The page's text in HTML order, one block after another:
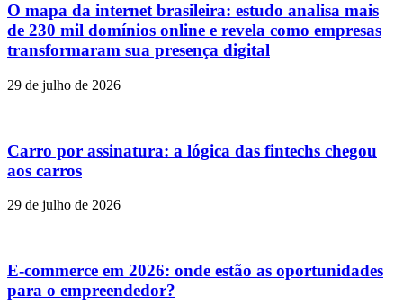
O mapa da internet brasileira: estudo analisa mais
de 230 mil domínios online e revela como empresas
transformaram sua presença digital
29 de julho de 2026
Carro por assinatura: a lógica das fintechs chegou
aos carros
29 de julho de 2026
E-commerce em 2026: onde estão as oportunidades
para o empreendedor?